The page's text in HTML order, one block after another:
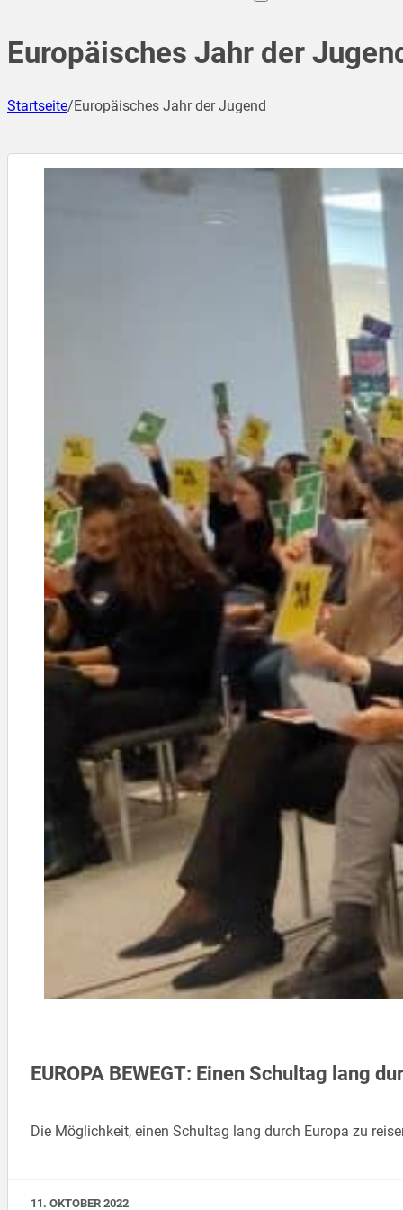
Europäisches Jahr der
Startseite/Europäisches Jahr der Jugend
EUROPA BEWEGT: Einen Schultag lang
Die Möglichkeit, einen Schultag lang durch Europa zu
11. OKTOBER 2022